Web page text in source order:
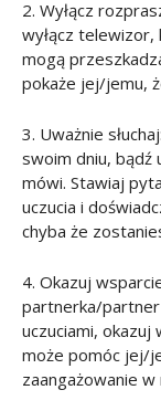
2. Wyłącz
wyłącz
mogą
pokaże jej/jemu,
3. Uważnie
swoim dniu, bądź
mówi. Stawiaj
uczucia i
chyba że
4. Okazuj
partnerka/partner
uczuciami, okazuj
może pomóc jej/
zaangażowanie w